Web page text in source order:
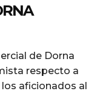
de Dorna
respecto a
aficionados al